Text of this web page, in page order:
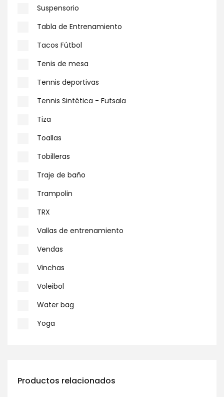
Suspensorio
Tabla de Entrenamiento
Tacos Fútbol
Tenis de mesa
Tennis deportivas
Tennis Sintética - Futsala
Tiza
Toallas
Tobilleras
Traje de baño
Trampolin
TRX
Vallas de entrenamiento
Vendas
Vinchas
Voleibol
Water bag
Yoga
Productos relacionados